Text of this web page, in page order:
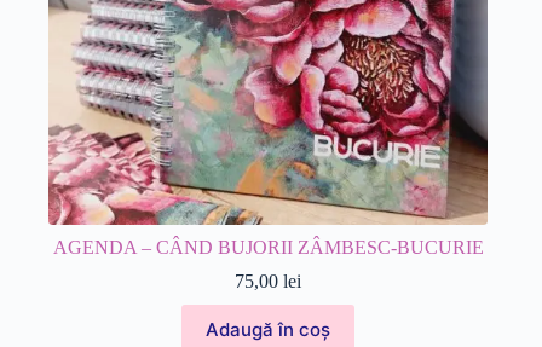
AGENDA – CÂND BUJORII ZÂMBESC-BUCURIE
75,00lei
Adaugă în coș